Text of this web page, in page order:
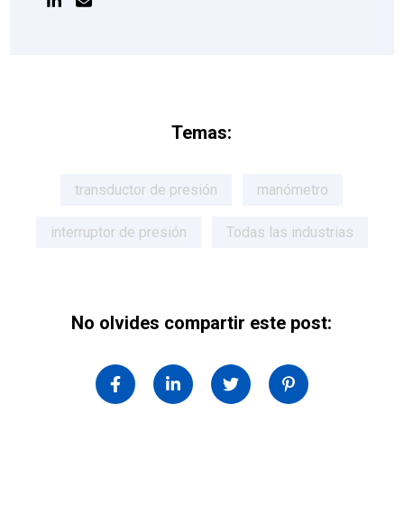
Temas:
transductor de presión manómetro
interruptor de presión Todas las industrias
No olvides compartir este post: